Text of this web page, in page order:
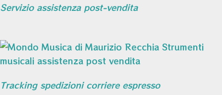
Servizio assistenza post-vendita
Tracking spedizioni corriere espresso